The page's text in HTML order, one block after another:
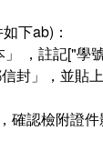
下ab)：
，註記["學
封」，並貼
確認檢附證